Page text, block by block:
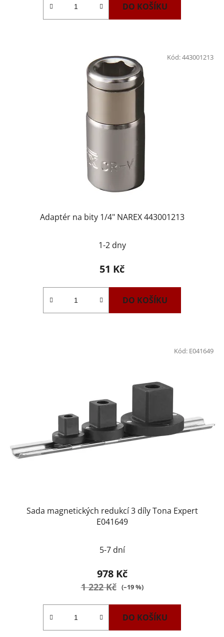
DO KOŠÍKU
Adaptér na bity 1/4" NAREX 443001213
1-2 dny
51 Kč
DO KOŠÍKU
Kód:443001213
Sada magnetických redukcí 3 díly Tona Expert
E041649
5-7 dní
978 Kč
1 222 Kč (–19 %)
DO KOŠÍKU
Kód: E041649